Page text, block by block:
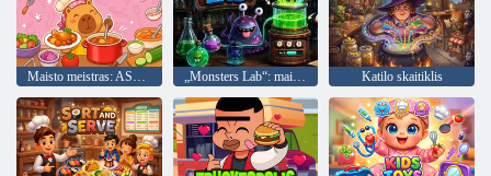
„Monsters Lab“: maisto gaminimas Katilo skaitiklis